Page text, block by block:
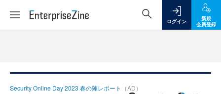
ログイン
新規
会員登録
Security Online Day 2023 春の陣レポート （AD）